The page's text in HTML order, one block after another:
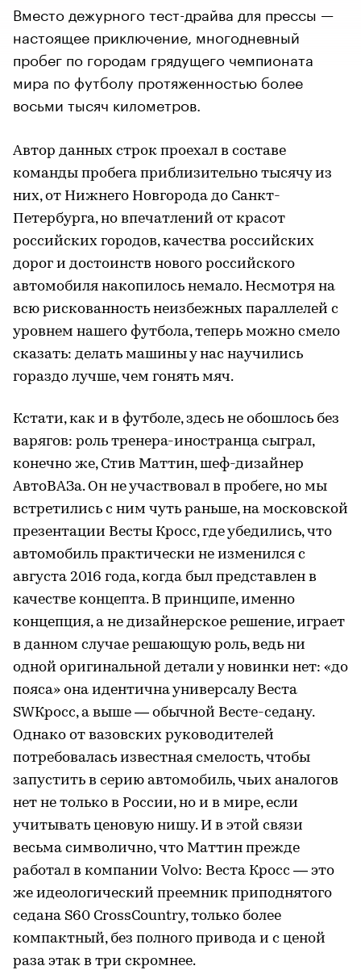
Вместо дежурного тест-драйва для прессы —
настоящее приключение, многодневный
пробег по городам грядущего чемпионата
мира по футболу протяженностью более
восьми тысяч километров.
Автор данных строк проехал в составе
команды пробега приблизительно тысячу из
них, от Нижнего Новгорода до Санкт-
Петербурга, но впечатлений от красот
российских городов, качества российских
дорог и достоинств нового российского
автомобиля накопилось немало. Несмотря на
всю рискованность неизбежных параллелей с
уровнем нашего футбола, теперь можно смело
сказать: делать машины у нас научились
гораздо лучше, чем гонять мяч.
Кстати, как и в футболе, здесь не обошлось без
варягов: роль тренера-иностранца сыграл,
конечно же, Стив Маттин, шеф-дизайнер
АвтоВАЗа. Он не участвовал в пробеге, но мы
встретились с ним чуть раньше, на московской
презентации Весты Кросс, где убедились, что
автомобиль практически не изменился с
августа 2016 года, когда был представлен в
качестве концепта. В принципе, именно
концепция, а не дизайнерское решение, играет
в данном случае решающую роль, ведь ни
одной оригинальной детали у новинки нет: «до
пояса» она идентична универсалу Веста
SWКросс, а выше — обычной Весте-седану.
Однако от вазовских руководителей
потребовалась известная смелость, чтобы
запустить в серию автомобиль, чьих аналогов
нет не только в России, но и в мире, если
учитывать ценовую нишу. И в этой связи
весьма символично, что Маттин прежде
работал в компании Volvo: Веста Кросс — это
же идеологический преемник приподнятого
седана S60 CrossCountry, только более
компактный, без полного привода и с ценой
раза этак в три скромнее.